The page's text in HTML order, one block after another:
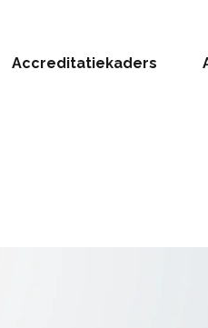
Accreditatiekaders